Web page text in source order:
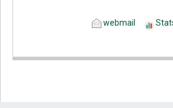
webmail